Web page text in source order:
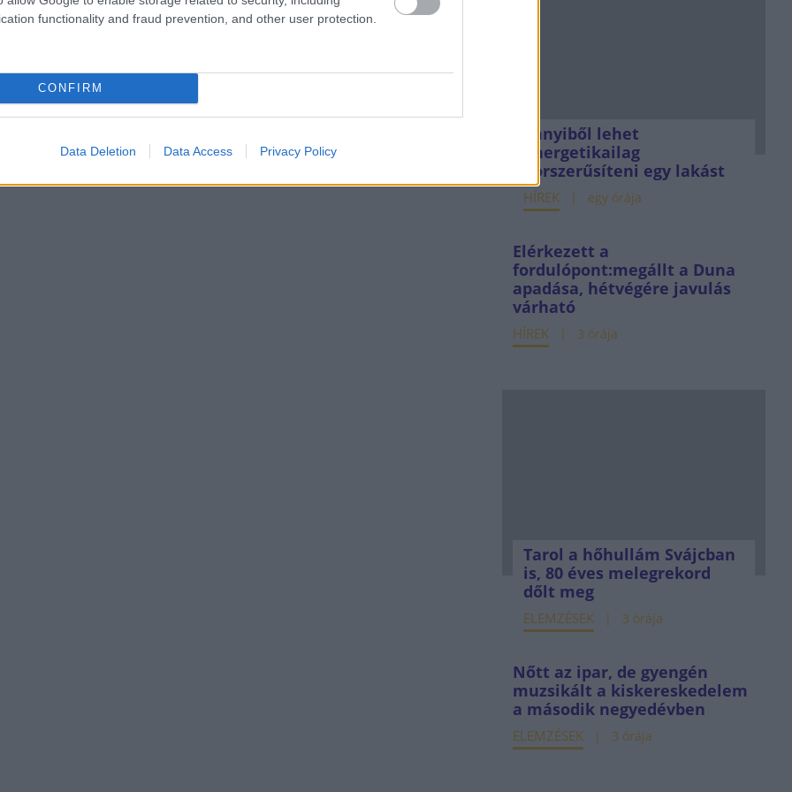
functionality and fraud prevention, and other user protection.
CONFIRM
Data Deletion Data Access Privacy Policy
Ennyiből lehet
energetikailag
korszerűsíteni egy lakást
HÍREK egy órája
Elérkezett a
fordulópont:megállt a Duna
apadása, hétvégére javulás
várható
HÍREK 3 órája
Tarol a hőhullám Svájcban
is, 80 éves melegrekord
dőlt meg
ELEMZÉSEK 3 órája
Nőtt az ipar, de gyengén
muzsikált a kiskereskedelem
a második negyedévben
ELEMZÉSEK 3 órája